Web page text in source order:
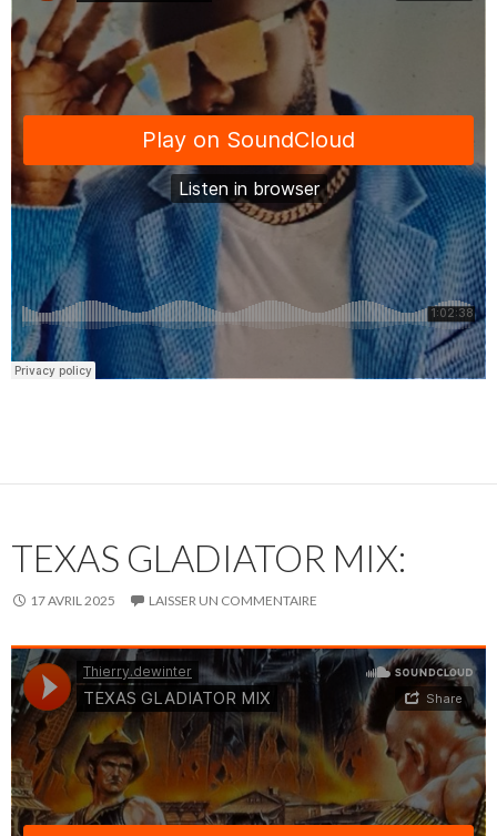
TEXAS GLADIATOR MIX:
17 AVRIL 2025 LAISSER UN COMMENTAIRE